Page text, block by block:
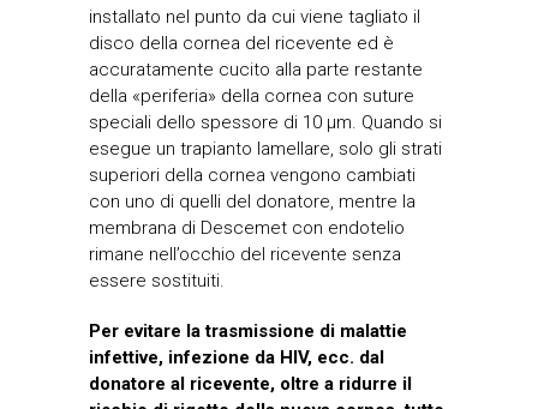
installato nel punto da cui viene tagliato il
disco della cornea del ricevente ed è
accuratamente cucito alla parte restante
della «periferia» della cornea con suture
speciali dello spessore di 10 μm. Quando si
esegue un trapianto lamellare, solo gli strati
superiori della cornea vengono cambiati
con uno di quelli del donatore, mentre la
membrana di Descemet con endotelio
rimane nell’occhio del ricevente senza
essere sostituiti.
Per evitare la trasmissione di malattie
infettive, infezione da HIV, ecc. dal
donatore al ricevente, oltre a ridurre il